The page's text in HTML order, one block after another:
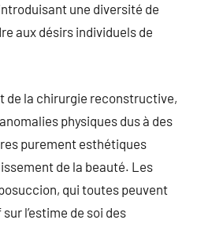
une diversité de
aux désirs individuels de
de la chirurgie reconstructive,
physiques dus à des
purement esthétiques
de la beauté. Les
qui toutes peuvent
l’estime de soi des